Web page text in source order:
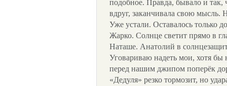
подобное. Правда, бывало и так,
вдруг, заканчивала свою мысль.
Уже устали. Оставалось только
Жарко. Солнце светит прямо в
Наташе. Анатолий в
Уговариваю надеть мои, хотя бы
перед нашим джипом поперёк
«Дедуля» резко тормозит, но